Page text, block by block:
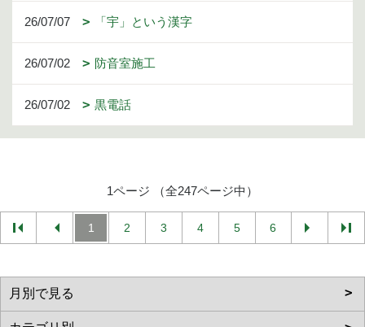
26/07/07 「宇」という漢字
26/07/02 防音室施工
26/07/02 黒電話
1ページ （全247ページ中）
1 2 3 4 5 6